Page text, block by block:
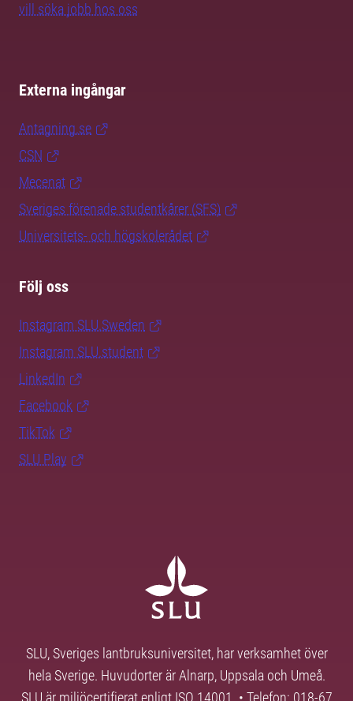
vill söka jobb hos oss
Externa ingångar
Antagning.se
CSN
Mecenat
Sveriges förenade studentkårer (SFS)
Universitets- och högskolerådet
Följ oss
Instagram SLU.Sweden
Instagram SLU.student
LinkedIn
Facebook
TikTok
SLU Play
SLU, Sveriges lantbruksuniversitet, har verksamhet över
hela Sverige. Huvudorter är Alnarp, Uppsala och Umeå.
SLU är miljöcertifierat enligt ISO 14001. • Telefon: 018-67